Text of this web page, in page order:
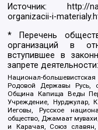
Источник:
http://
organizacii-i-
* Перечень
организаций в
вступившее в
запрете деятельности:
Национал-
Родовой Державы Русь,
Община Капища Веды
Учреждение, Нурджулар,
Иеговы, Русское
общество, Джамаат
и Карачая, Союз славян,